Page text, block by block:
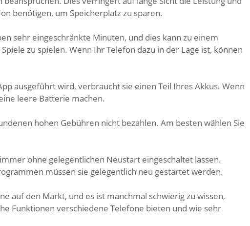
benötigen, um Speicherplatz zu sparen.
sehr eingeschränkte Minuten, und dies kann zu einem
zu spielen. Wenn Ihr Telefon dazu in der Lage ist, können
ausgeführt wird, verbraucht sie einen Teil Ihres Akkus. Wenn
leere Batterie machen.
hohen Gebühren nicht bezahlen. Am besten wählen Sie
ohne gelegentlichen Neustart eingeschaltet lassen.
müssen sie gelegentlich neu gestartet werden.
auf den Markt, und es ist manchmal schwierig zu wissen,
Funktionen verschiedene Telefone bieten und wie sehr